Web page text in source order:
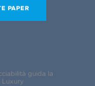
PAPER
guida la
Luxury